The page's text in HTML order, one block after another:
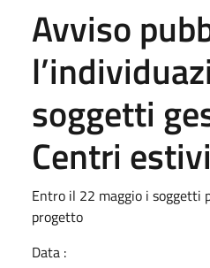
Avviso
soggetti
Centri estivi
Entro il 22 maggio i soggetti
progetto
Data :